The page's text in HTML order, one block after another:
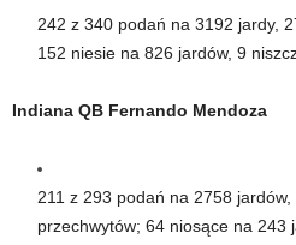
242 z 340 podań na 3192 jardy,
152 niesie na 826 jardów, 9
Indiana QB Fernando Mendoza
211 z 293 podań na 2758
przechwytów; 64 niosące na 243